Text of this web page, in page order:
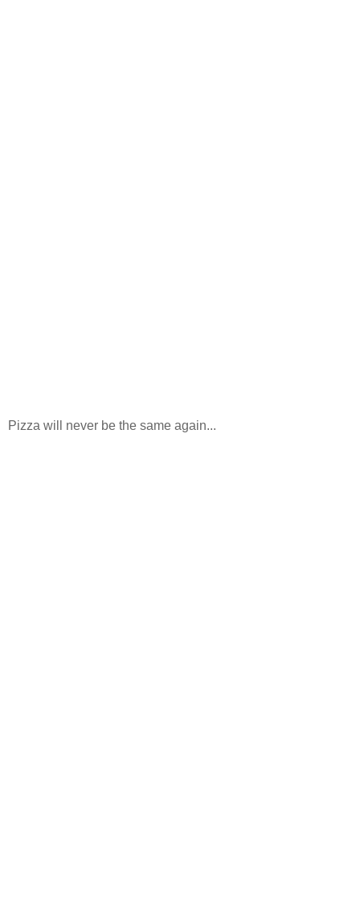
Pizza will never be the same again...